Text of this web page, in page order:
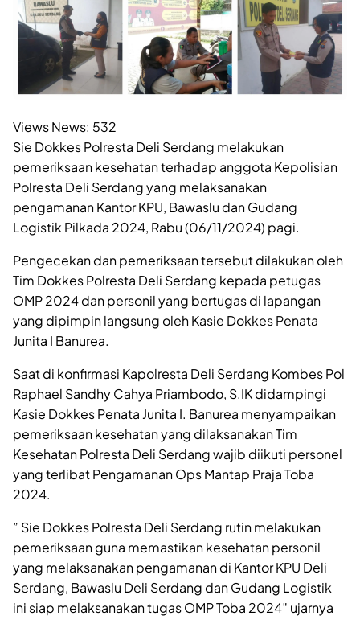
Views News: 532
Sie Dokkes Polresta Deli Serdang melakukan
pemeriksaan kesehatan terhadap anggota Kepolisian
Polresta Deli Serdang yang melaksanakan
pengamanan Kantor KPU, Bawaslu dan Gudang
Logistik Pilkada 2024, Rabu (06/11/2024) pagi.
Pengecekan dan pemeriksaan tersebut dilakukan oleh
Tim Dokkes Polresta Deli Serdang kepada petugas
OMP 2024 dan personil yang bertugas di lapangan
yang dipimpin langsung oleh Kasie Dokkes Penata
Junita I Banurea.
Saat di konfirmasi Kapolresta Deli Serdang Kombes Pol
Raphael Sandhy Cahya Priambodo, S.IK didampingi
Kasie Dokkes Penata Junita I. Banurea menyampaikan
pemeriksaan kesehatan yang dilaksanakan Tim
Kesehatan Polresta Deli Serdang wajib diikuti personel
yang terlibat Pengamanan Ops Mantap Praja Toba
2024.
” Sie Dokkes Polresta Deli Serdang rutin melakukan
pemeriksaan guna memastikan kesehatan personil
yang melaksanakan pengamanan di Kantor KPU Deli
Serdang, Bawaslu Deli Serdang dan Gudang Logistik
ini siap melaksanakan tugas OMP Toba 2024″ ujarnya